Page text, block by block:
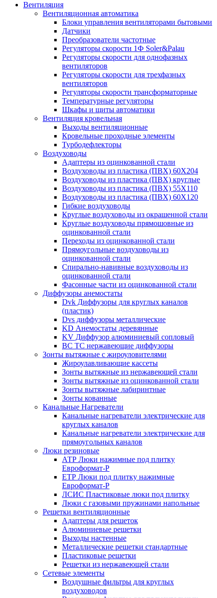
Вентиляция
Вентиляционная автоматика
Блоки управления вентиляторами бытовыми
Датчики
Преобразователи частотные
Регуляторы скорости 1Ф Soler&Palau
Регуляторы скорости для однофазных
вентиляторов
Регуляторы скорости для трехфазных
вентиляторов
Регуляторы скорости трансформаторные
Температурные регуляторы
Шкафы и щиты автоматики
Вентиляция кровельная
Выходы вентиляционные
Кровельные проходные элементы
Турбодефлекторы
Воздуховоды
Адаптеры из оцинкованной стали
Воздуховоды из пластика (ПВХ) 60Х204
Воздуховоды из пластика (ПВХ) круглые
Воздуховоды из пластика (ПВХ) 55Х110
Воздуховоды из пластика (ПВХ) 60Х120
Гибкие воздуховоды
Круглые воздуховоды из окрашенной стали
Круглые воздуховоды прямошовные из
оцинкованной стали
Переходы из оцинкованной стали
Прямоугольные воздуховоды из
оцинкованной стали
Спирально-навивные воздуховоды из
оцинкованной стали
Фасонные части из оцинкованной стали
Диффузоры анемостаты
Dvk Диффузоры для круглых каналов
(пластик)
Dvs диффузоры металлические
KD Анемостаты деревянные
KV Диффузор алюминиевый сопловый
ВС ТС нержавеющие диффузоры
Зонты вытяжные с жироуловителями
Жироулавливающие кассеты
Зонты вытяжные из нержавеющей стали
Зонты вытяжные из оцинкованной стали
Зонты вытяжные лабиринтные
Зонты кованные
Канальные Нагреватели
Канальные нагреватели электрические для
круглых каналов
Канальные нагреватели электрические для
прямоугольных каналов
Люки резиновые
АТР Люки нажимные под плитку
Евроформат-Р
ЕТР Люки под плитку нажимные
Евроформат-Р
ЛСИС Пластиковые люки под плитку
Люки с газовыми пружинами напольные
Решетки вентиляционные
Адаптеры для решеток
Алюминиевые решетки
Выходы настенные
Металлические решетки стандартные
Пластиковые решетки
Решетки из нержавеющей стали
Сетевые элементы
Воздушные фильтры для круглых
воздуховодов